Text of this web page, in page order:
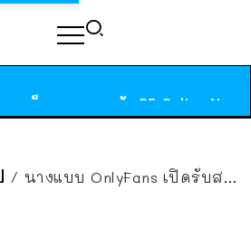
/ นางแบบ OnlyFans เปิดรับสมัคร ตำแหน่งผู้ช่วยส่วนตัว ให้เงินเดือน 154,000 บาท!!